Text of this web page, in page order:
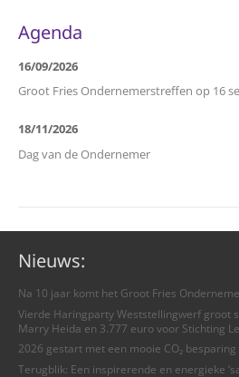
Agenda
16/09/2026
Groot Fries Ondernemerstreffen op 16
18/11/2026
Dag van de Ondernemer
Nieuws:
Na 10 jaar komt het Groot Fries
Vierde Haringparty Weststellingwerf groot
Marry Heida en 3.777 euro voor Stichting
2026 gestart met een mooie CO₂ besparing
Terugblik: Een inspirerende en energieke